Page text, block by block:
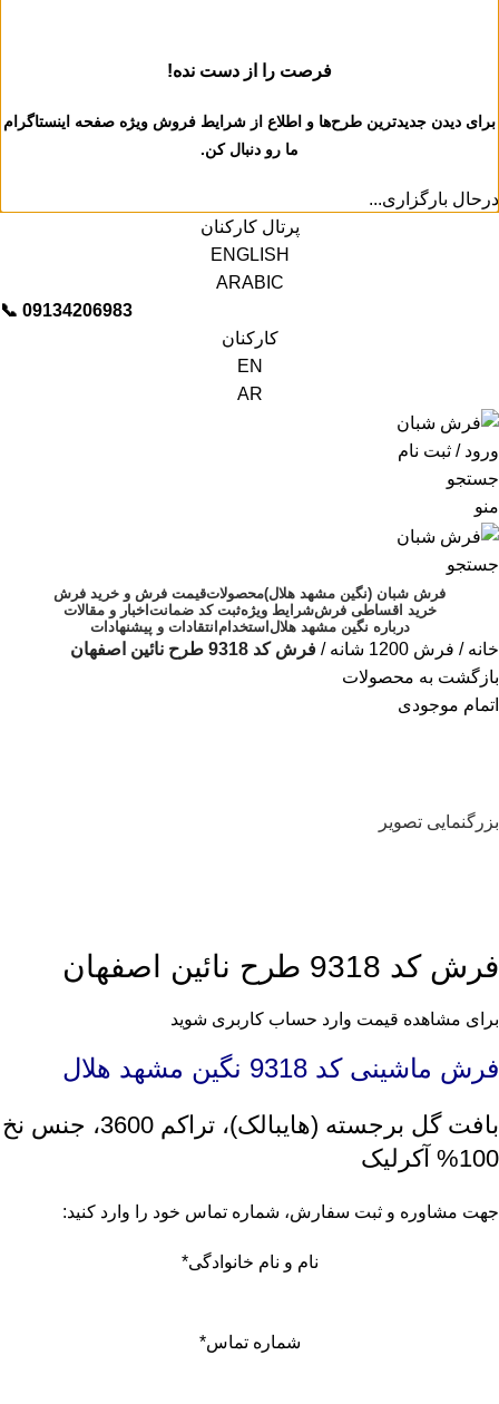
فرصت را از دست نده!
برای دیدن جدیدترین طرح‌ها و اطلاع از شرایط فروش ویژه صفحه اینستاگرام
ما رو دنبال کن.
درحال بارگزاری...
پرتال کارکنان
ENGLISH
ARABIC
📞︁ 09134206983
کارکنان
EN
AR
ورود / ثبت نام
جستجو
منو
جستجو
فرش شبان (نگین مشهد هلال)محصولاتقیمت فرش و خرید فرش
خرید اقساطی فرششرایط ویژهثبت کد ضمانتاخبار و مقالات
درباره نگین مشهد هلالاستخدامانتقادات و پیشنهادات
خانه فرش 1200 شانه
فرش کد 9318 طرح نائین اصفهان
بازگشت به محصولات
اتمام موجودی
بزرگنمایی تصویر
فرش کد 9318 طرح نائین اصفهان
برای مشاهده قیمت وارد حساب کاربری شوید
فرش ماشینی کد 9318 نگین مشهد هلال
بافت گل برجسته (هایبالک)، تراکم 3600، جنس نخ
100% آکرلیک
جهت مشاوره و ثبت سفارش، شماره تماس خود را وارد کنید:
نام و نام خانوادگی*
شماره تماس*